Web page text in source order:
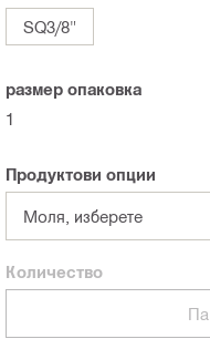
SQ3/8"
размер опаковка
1
Продуктови опции
Моля, изберете
Количество